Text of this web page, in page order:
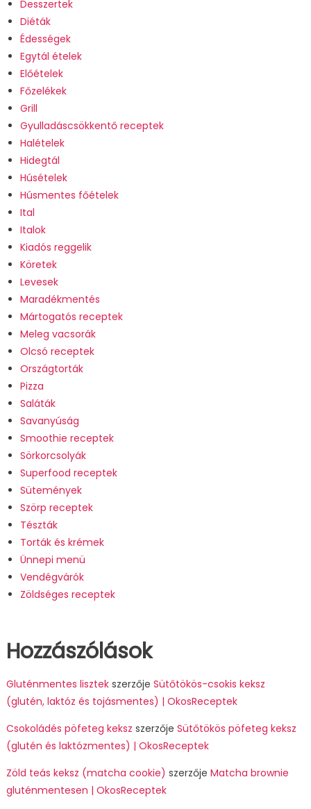
Desszertek
Diéták
Édességek
Egytál ételek
Előételek
Főzelékek
Grill
Gyulladáscsökkentő receptek
Halételek
Hidegtál
Húsételek
Húsmentes főételek
Ital
Italok
Kiadós reggelik
Köretek
Levesek
Maradékmentés
Mártogatós receptek
Meleg vacsorák
Olcsó receptek
Országtorták
Pizza
Saláták
Savanyúság
Smoothie receptek
Sörkorcsolyák
Superfood receptek
Sütemények
Szörp receptek
Tészták
Torták és krémek
Ünnepi menü
Vendégvárók
Zöldséges receptek
Hozzászólások
Gluténmentes lisztekszerzője Sütőtökös-csokis keksz
(glutén, laktóz és tojásmentes) | OkosReceptek
Csokoládés pöfeteg keksz szerzője Sütőtökös pöfeteg keksz
(glutén és laktózmentes) | OkosReceptek
Zöld teás keksz (matcha cookie) szerzője Matcha brownie
gluténmentesen | OkosReceptek